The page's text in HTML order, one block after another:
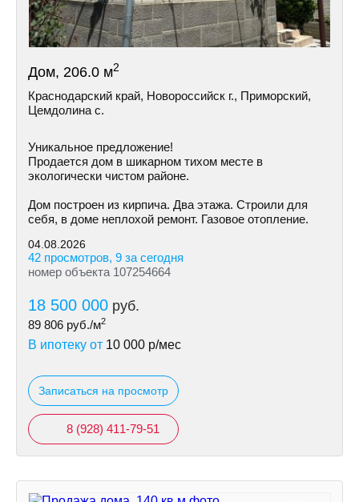
Дом, 206.0 м2
Краснодарский край, Новороссийск г., Приморский,
Цемдолина с.
Уникальное предложение!
Продается дом в шикарном тихом месте в
экологически чистом районе.
Дом построен из кирпича. Два этажа. Строили для
себя, в доме неплохой ремонт. Газовое отопление.
04.08.2026
42 просмотров, 9 за сегодня
номер объекта 107254664
18 500 000 руб.
89 806 руб./м2
В ипотеку от 10 000 р/мес
Записаться на просмотр
8 (928) 411-79-51